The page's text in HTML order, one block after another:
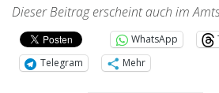
Dieser Beitrag erscheint auch im
WhatsApp
Telegram
Mehr